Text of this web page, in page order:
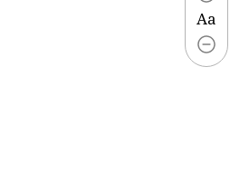
Aa